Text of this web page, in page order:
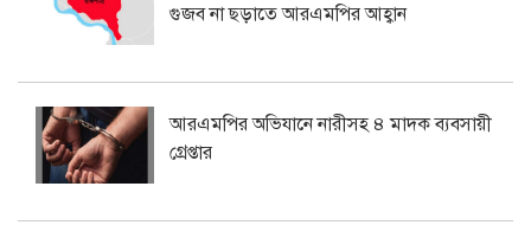
গুজব না ছড়াতে আরএমপির আহ্বান
আরএমপির অভিযানে নারীসহ ৪ মাদক ব্যবসায়ী
গ্রেপ্তার